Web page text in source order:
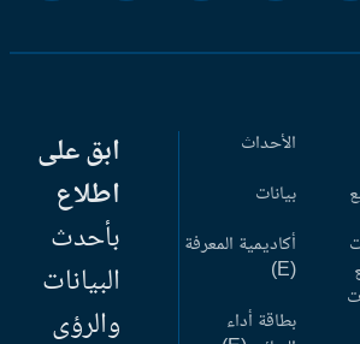
الأحداث
بيانات
أكاديمية المعرفة
بطاقة أداء
ابق على
اطلاع
بأحدث
البيانات
والرؤى